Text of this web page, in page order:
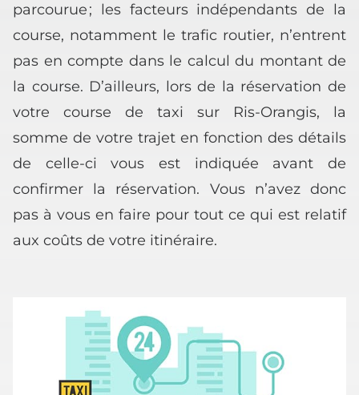
parcourue ; les facteurs indépendants de la
course, notamment le trafic routier, n’entrent
pas en compte dans le calcul du montant de
la course. D’ailleurs, lors de la réservation de
votre course de taxi sur Ris-Orangis, la
somme de votre trajet en fonction des détails
de celle-ci vous est indiquée avant de
confirmer la réservation. Vous n’avez donc
pas à vous en faire pour tout ce qui est relatif
aux coûts de votre itinéraire.